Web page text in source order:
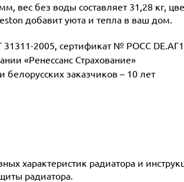
вес без воды составляет 31,28 кг,
добавит уюта и тепла в ваш дом.
2005, сертификат № POCC
«Ренессанс Страхование»
белорусских заказчиков – 10 лет
характеристик радиатора и
радиатора.